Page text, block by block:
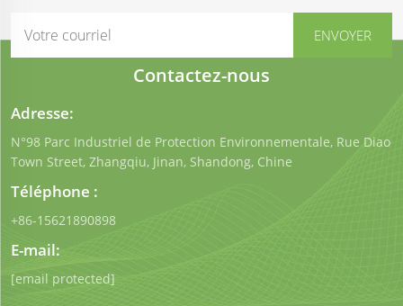
Contactez-nous
Adresse:
N°98 Parc Industriel de Protection Environnementale, Rue Diao
Town Street, Zhangqiu, Jinan, Shandong, Chine
Téléphone :
+86-15621890898
E-mail:
[email protected]